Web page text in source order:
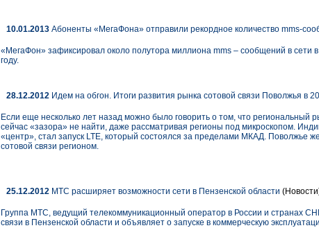
10.01.2013 Абоненты «МегаФона» отправили рекордное количество mms-
«МегаФон» зафиксировал около полутора миллиона mms – сообщений в сети
году.
28.12.2012 Идем на обгон. Итоги развития рынка сотовой связи Поволжья в
Если еще несколько лет назад можно было говорить о том, что региональный
сейчас «зазора» не найти, даже рассматривая регионы под микроскопом.
«центр», стал запуск LTE, который состоялся за пределами МКАД. Поволжье
сотовой связи регионом.
25.12.2012 МТС расширяет возможности сети в Пензенской области
Группа МТС, ведущий телекоммуникационный оператор в России и странах
связи в Пензенской области и объявляет о запуске в коммерческую